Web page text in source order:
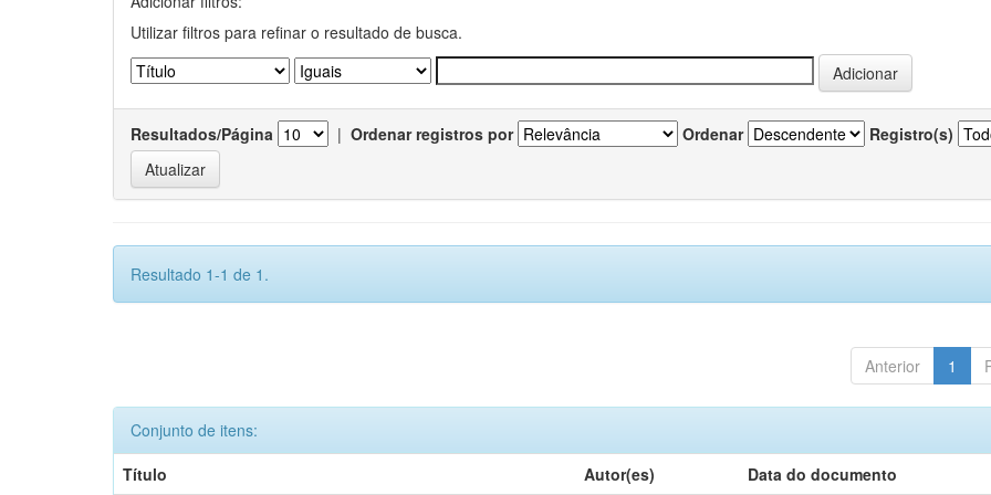
Utilizar filtros para refinar o resultado de busca.
Resultados/Página | Ordenar registros por Ordenar Registro(s)
Resultado 1-1 de 1.
Anterior 1
Conjunto de itens:
Título
Autor(es) Data do documento